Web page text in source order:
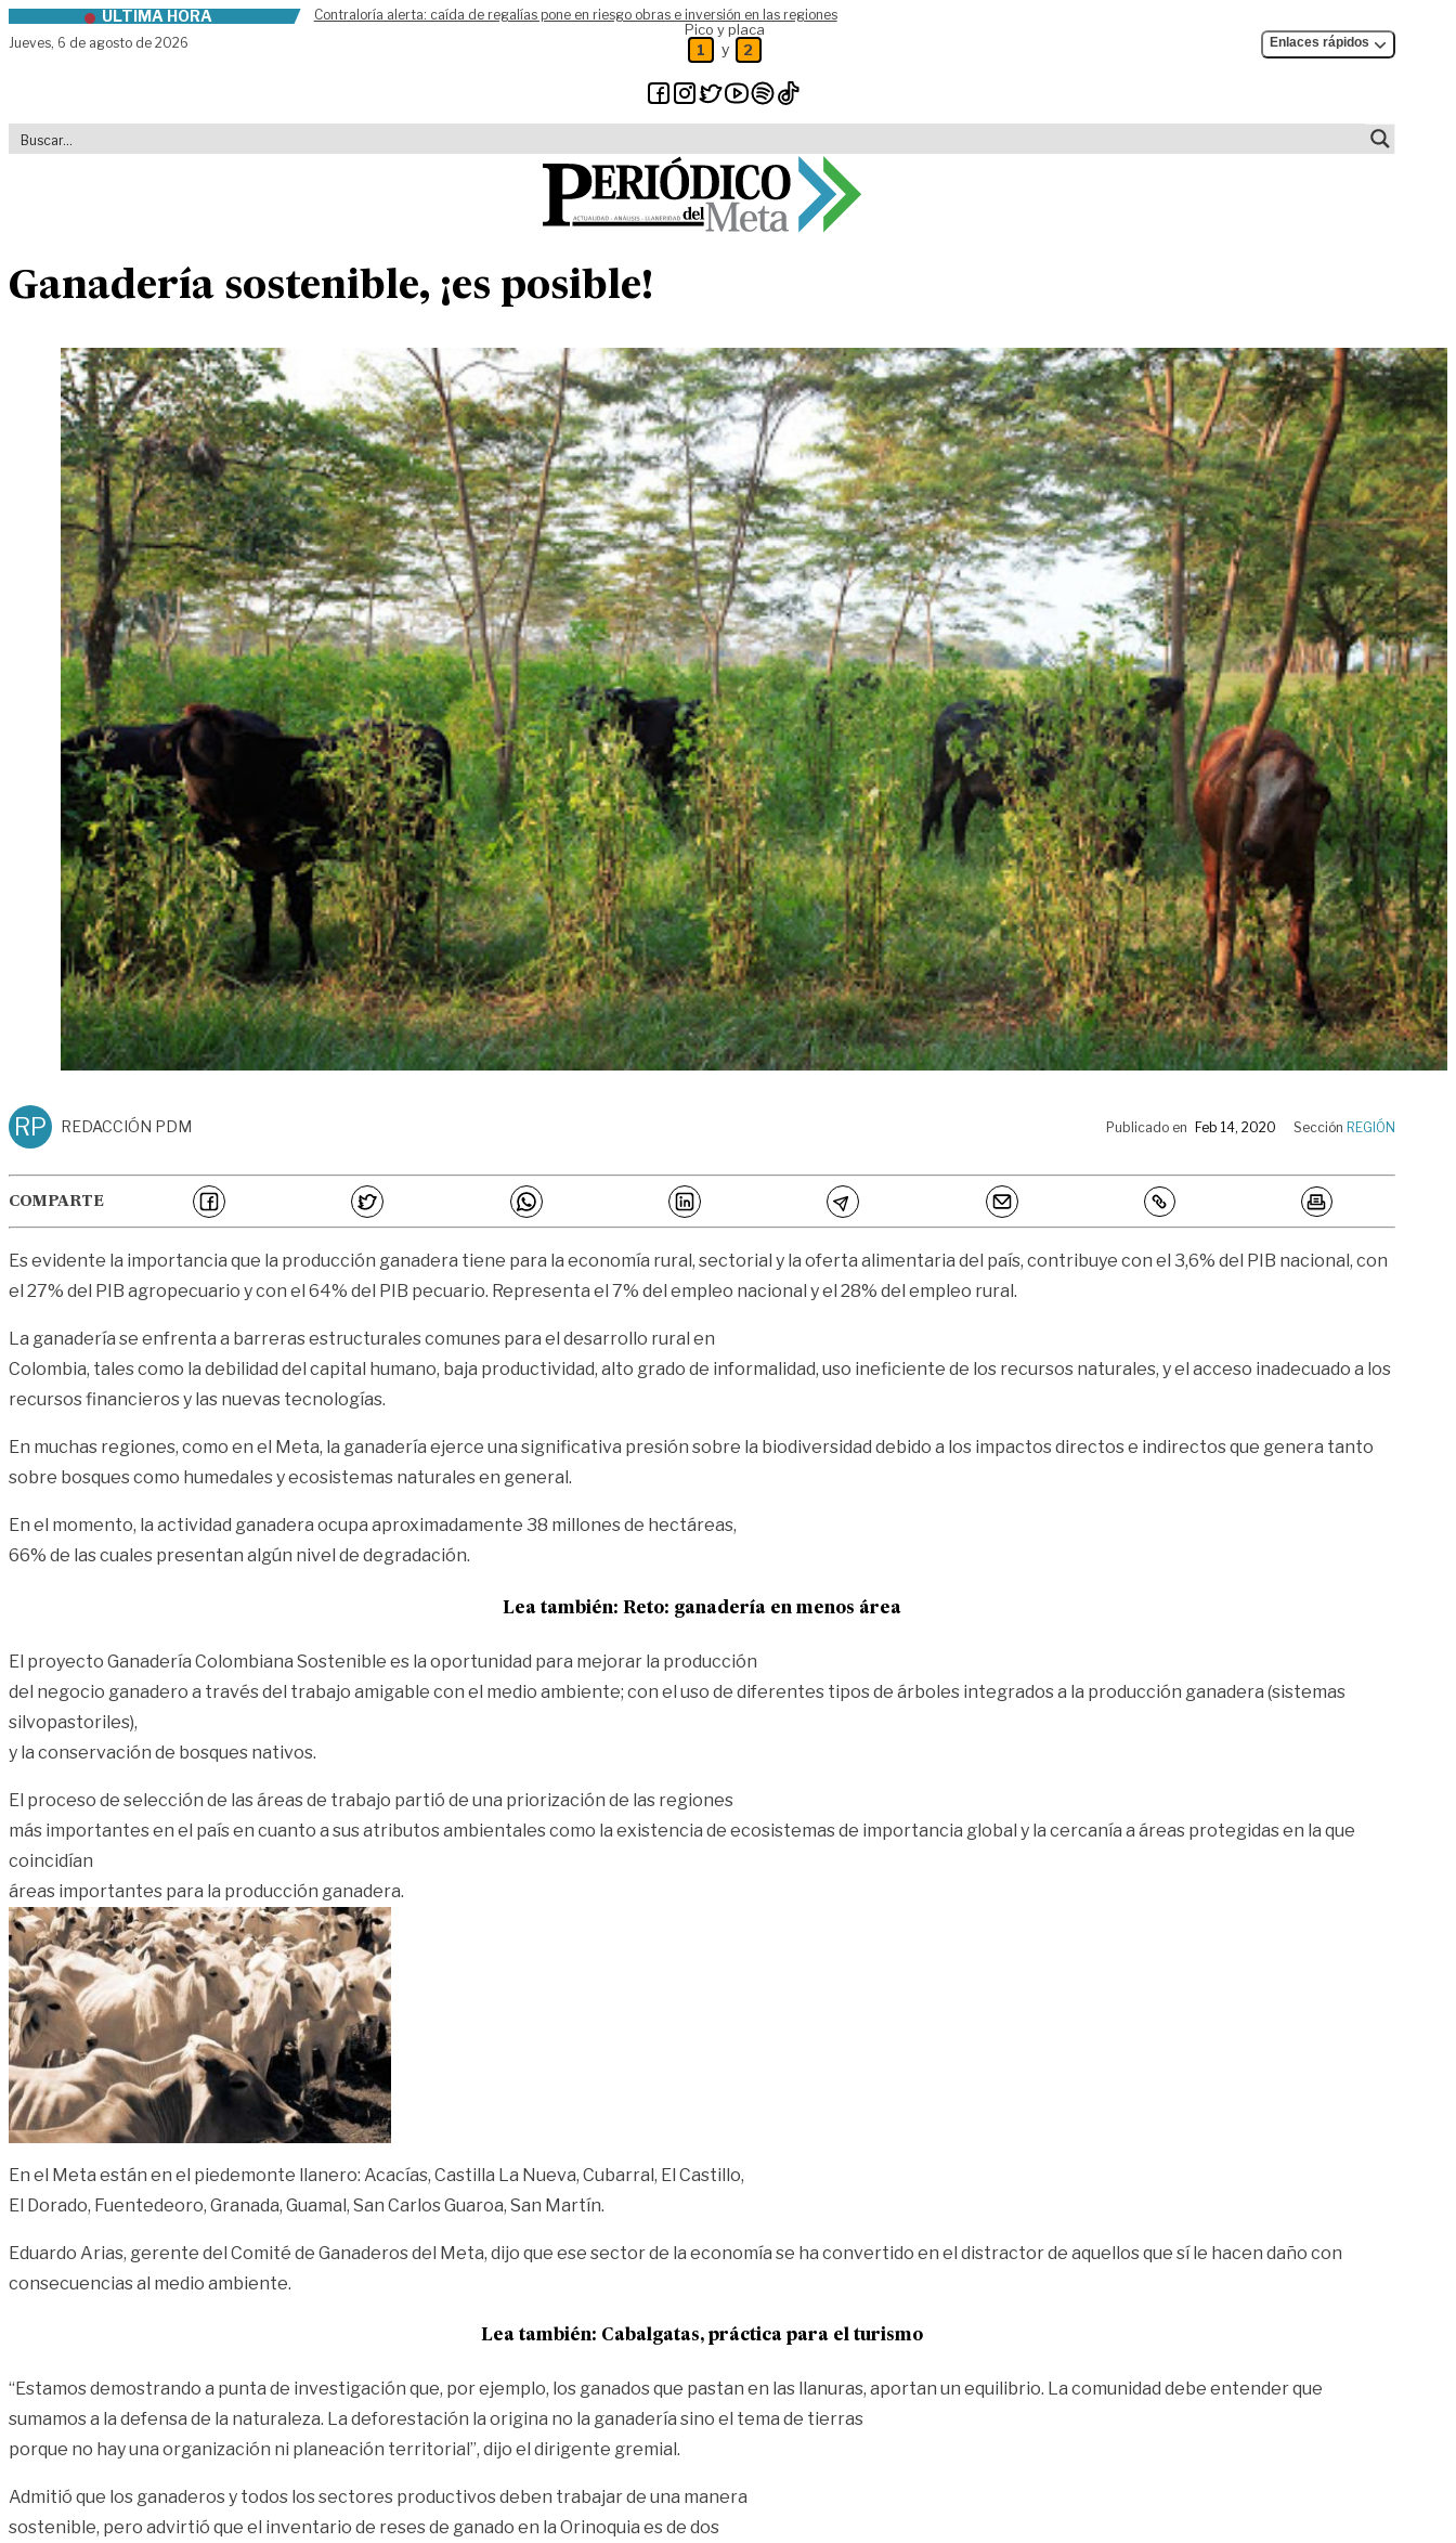
Skip to contentÚLTIMA HORA
Contraloría alerta: caída de regalías pone en riesgo obras e inversión en las regiones
Jueves, 6 de agosto de 2026
Pico y placa
1 y 2 Enlaces rápidos
Ganadería sostenible, ¡es posible!
RP REDACCIÓN PDM Publicado en Feb 14, 2020 Sección REGIÓN
COMPARTE
Es evidente la importancia que la producción ganadera tiene para la economía rural, sectorial y la oferta alimentaria del país, contribuye con el 3,6% del PIB nacional, con
el 27% del PIB agropecuario y con el 64% del PIB pecuario. Representa el 7% del empleo nacional y el 28% del empleo rural.
La ganadería se enfrenta a barreras estructurales comunes para el desarrollo rural en
Colombia, tales como la debilidad del capital humano, baja productividad, alto grado de informalidad, uso ineficiente de los recursos naturales, y el acceso inadecuado a los
recursos financieros y las nuevas tecnologías.
En muchas regiones, como en el Meta, la ganadería ejerce una significativa presión sobre la biodiversidad debido a los impactos directos e indirectos que genera tanto
sobre bosques como humedales y ecosistemas naturales en general.
En el momento, la actividad ganadera ocupa aproximadamente 38 millones de hectáreas,
66% de las cuales presentan algún nivel de degradación.
Lea también: Reto: ganadería en menos área
El proyecto Ganadería Colombiana Sostenible es la oportunidad para mejorar la producción
del negocio ganadero a través del trabajo amigable con el medio ambiente; con el uso de diferentes tipos de árboles integrados a la producción ganadera (sistemas
silvopastoriles),
y la conservación de bosques nativos.
El proceso de selección de las áreas de trabajo partió de una priorización de las regiones
más importantes en el país en cuanto a sus atributos ambientales como la existencia de ecosistemas de importancia global y la cercanía a áreas protegidas en la que
coincidían
áreas importantes para la producción ganadera.
En el Meta están en el piedemonte llanero: Acacías, Castilla La Nueva, Cubarral, El Castillo,
El Dorado, Fuentedeoro, Granada, Guamal, San Carlos Guaroa, San Martín.
Eduardo Arias, gerente del Comité de Ganaderos del Meta, dijo que ese sector de la economía se ha convertido en el distractor de aquellos que sí le hacen daño con
consecuencias al medio ambiente.
Lea también: Cabalgatas, práctica para el turismo
“Estamos demostrando a punta de investigación que, por ejemplo, los ganados que pastan en las llanuras, aportan un equilibrio. La comunidad debe entender que
sumamos a la defensa de la naturaleza. La deforestación la origina no la ganadería sino el tema de tierras
porque no hay una organización ni planeación territorial”, dijo el dirigente gremial.
Admitió que los ganaderos y todos los sectores productivos deben trabajar de una manera
sostenible, pero advirtió que el inventario de reses de ganado en la Orinoquia es de dos